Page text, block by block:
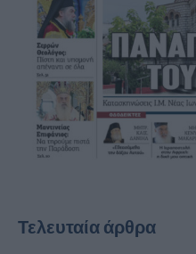
Τελευταία άρθρα